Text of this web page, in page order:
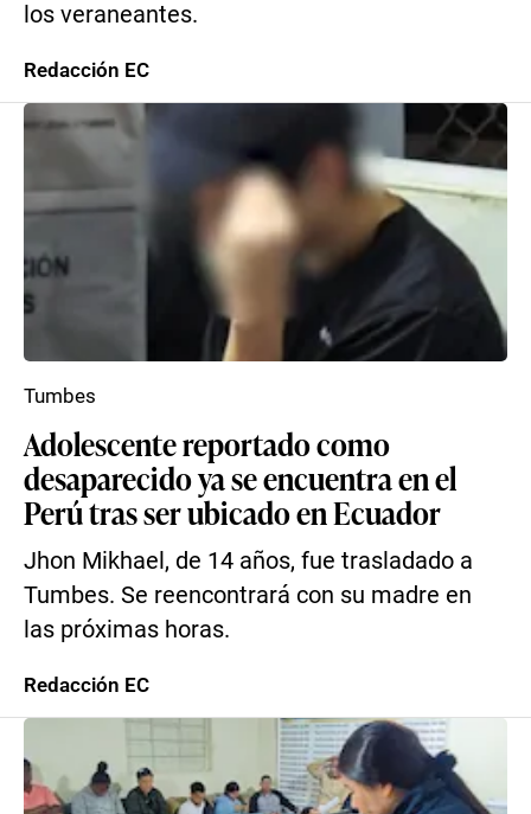
los veraneantes.
Redacción EC
Adolescente reportado como
desaparecido ya se encuentra en el
Perú tras ser ubicado en Ecuador
Jhon Mikhael, de 14 años, fue trasladado a
Tumbes. Se reencontrará con su madre en
las próximas horas.
Tumbes
Redacción EC